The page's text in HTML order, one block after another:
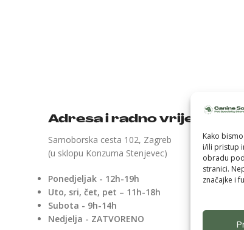
Kako
i/ili pristup
obradu
stranici.
značajke i
Adresa i radno vrijeme
Samoborska cesta 102, Zagreb
(u sklopu Konzuma Stenjevec)
Ponedjeljak - 12h-19h
Uto, sri, čet, pet – 11h-18h
Subota - 9h-14h
Nedjelja - ZATVORENO